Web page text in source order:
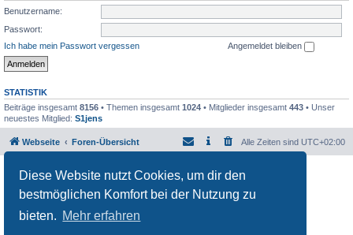
Diese Website nutzt Cookies, um dir den
bestmöglichen Komfort bei der Nutzung zu
bieten. Mehr erfahren
Benutzername:
Passwort:
Ich habe mein Passwort vergessen
Angemeldet bleiben
STATISTIK
Beiträge insgesamt 8156 • Themen insgesamt 1024 • Mitglieder insgesamt 443 • Unser
neuestes Mitglied: S1jens
Webseite Foren-Übersicht Alle Zeiten sind UTC+02:00
Powered by phpBB
® Forum Software © phpBB Limited
Datenschutz|Nutzungsbedingungen